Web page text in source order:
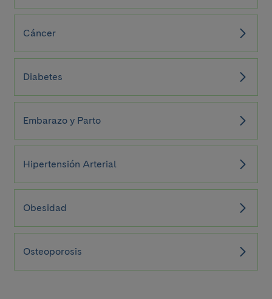
Cáncer
Diabetes
Embarazo y Parto
Hipertensión Arterial
Obesidad
Osteoporosis